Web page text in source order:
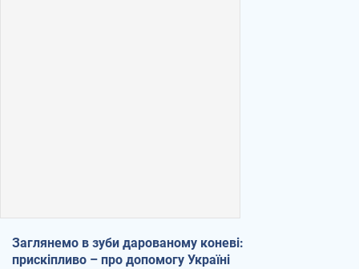
Заглянемо в зуби дарованому коневі:
прискіпливо – про допомогу Україні